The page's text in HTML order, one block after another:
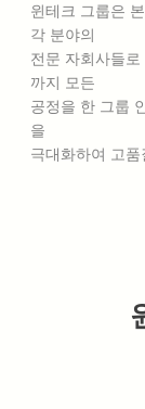
윈테크 그룹은
각 분야의
전문 자회사들
까지 모든
공정을 한 그룹
을
극대화하여 고